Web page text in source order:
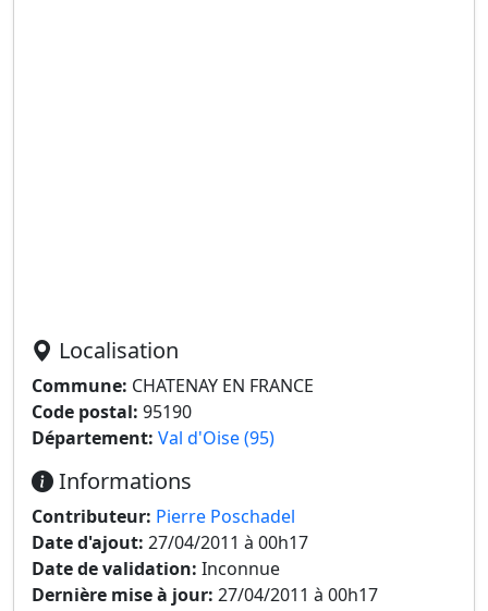
Localisation
Commune: CHATENAY EN FRANCE
Code postal: 95190
Département: Val d'Oise (95)
Informations
Contributeur: Pierre Poschadel
Date d'ajout: 27/04/2011 à 00h17
Date de validation: Inconnue
Dernière mise à jour: 27/04/2011 à 00h17